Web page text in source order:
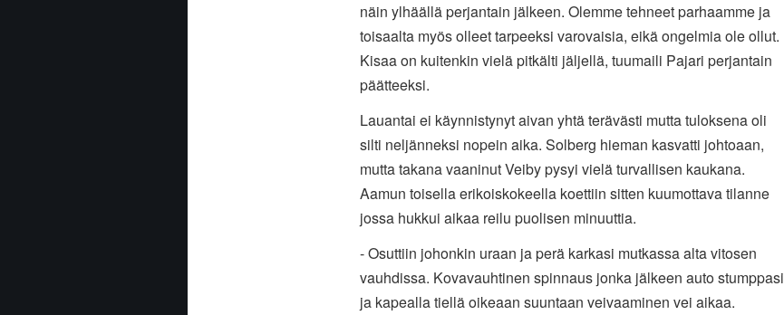
näin ylhäällä perjantain jälkeen. Olemme tehneet parhaamme ja
toisaalta myös olleet tarpeeksi varovaisia, eikä ongelmia ole ollut.
Kisaa on kuitenkin vielä pitkälti jäljellä, tuumaili Pajari perjantain
päätteeksi.
Lauantai ei käynnistynyt aivan yhtä terävästi mutta tuloksena oli
silti neljänneksi nopein aika. Solberg hieman kasvatti johtoaan,
mutta takana vaaninut Veiby pysyi vielä turvallisen kaukana.
Aamun toisella erikoiskokeella koettiin sitten kuumottava tilanne
jossa hukkui aikaa reilu puolisen minuuttia.
- Osuttiin johonkin uraan ja perä karkasi mutkassa alta vitosen
vauhdissa. Kovavauhtinen spinnaus jonka jälkeen auto stumppasi
ja kapealla tiellä oikeaan suuntaan veivaaminen vei aikaa.